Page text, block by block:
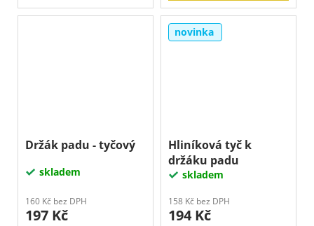
Držák padu - tyčový
skladem
160 Kč bez DPH
197 Kč
novinka
Hliníková tyč k
držáku padu
skladem
158 Kč bez DPH
194 Kč